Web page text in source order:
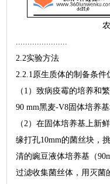
......................
2.2实验方法
2.2.1原生质体的制备条件
（1）致病疫霉的培养和
90 mm黑麦-V8固体培养基
（2）在固体培养基上新
缘打孔10mm的菌丝块，
清的豌豆液体培养基（
过滤收集菌丝体，用灭菌